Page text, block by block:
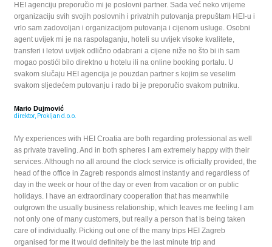
HEI agenciju preporučio mi je poslovni partner. Sada već neko vrijeme
organizaciju svih svojih poslovnih i privatnih putovanja prepuštam HEI-u i
vrlo sam zadovoljan i organizacijom putovanja i cijenom usluge. Osobni
agent uvijek mi je na raspolaganju, hoteli su uvijek visoke kvalitete,
transferi i letovi uvijek odlično odabrani a cijene niže no što bi ih sam
mogao postići bilo direktno u hotelu ili na online booking portalu. U
svakom slučaju HEI agencija je pouzdan partner s kojim se veselim
svakom sljedećem putovanju i rado bi je preporučio svakom putniku.
Mario Dujmović
direktor, Prokljan d.o.o.
My experiences with HEI Croatia are both regarding professional as well
as private traveling. And in both spheres I am extremely happy with their
services. Although no all around the clock service is officially provided, the
head of the office in Zagreb responds almost instantly and regardless of
day in the week or hour of the day or even from vacation or on public
holidays. I have an extraordinary cooperation that has meanwhile
outgrown the usually business relationship, which leaves me feeling I am
not only one of many customers, but really a person that is being taken
care of individually. Picking out one of the many trips HEI Zagreb
organised for me it would definitely be the last minute trip and